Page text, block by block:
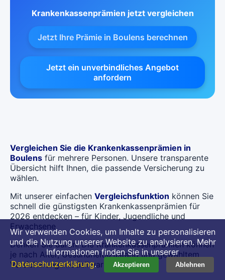
Krankenkassenprämien jetzt vergleichen
Jetzt Ihre Prämie in Boulens berechnen
Jetzt ein unverbindliches Angebot
anfordern
Vergleichen Sie die Krankenkassenprämien in
Boulens für mehrere Personen. Unsere transparente
Übersicht hilft Ihnen, die passende Versicherung zu
wählen.
Mit unserer einfachen Vergleichsfunktion können Sie
schnell die günstigsten Krankenkassenprämien für
2026 entdecken – für Kinder, Jugendliche und
Erwachsene.
Denken Sie daran: Die Krankenkassenprämien können
je nach Alter, Gesundheitszustand und gewähltem
Versicherungsmodell variieren.
Wir verwenden Cookies, um Inhalte zu personalisieren
und die Nutzung unserer Website zu analysieren. Mehr
Informationen finden Sie in unserer
Datenschutzerklärung. Akzeptieren Ablehnen